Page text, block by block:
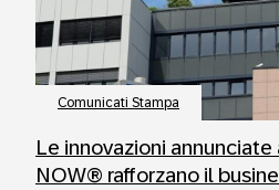
Comunicati Stampa
Le innovazioni annunciate
NOW® rafforzano il